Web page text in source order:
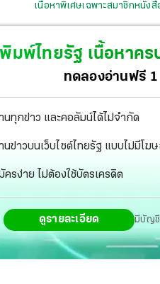
เนื้อหาพิเศษเฉพาะสมาชิกหนัง
มพ์ไทยรัฐ เนื้อหาค
ทดลองอ่านฟรี
นทุกข่าว และคอลัมน์ได้ไม่จำกัด
นข่าวบนเว็บไซต์ไทยรัฐ แบบไม่มีโ
ครง่าย ไม่ต้องใช้บัตรเครดิต
ดูรายละเอียด มีบัญ